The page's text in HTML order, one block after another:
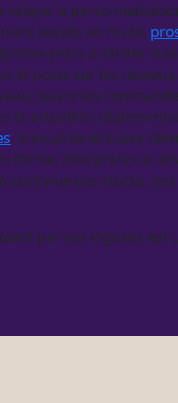
la
laissés en route,
prêts à valider,
et posts sur les
suivre les
et actualités
, annuaires et bases
forme, interprétés et
continue des stocks, des
par vos logiciels est